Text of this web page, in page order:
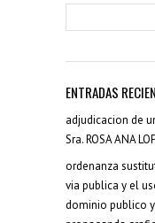
ENTRADAS
adjudicacion de
Sra. ROSA ANA
ordenanza
via publica y el
dominio publico